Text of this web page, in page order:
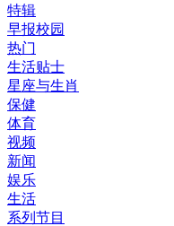
特辑
早报校园
热门
生活贴士
星座与生肖
保健
体育
视频
新闻
娱乐
生活
系列节目